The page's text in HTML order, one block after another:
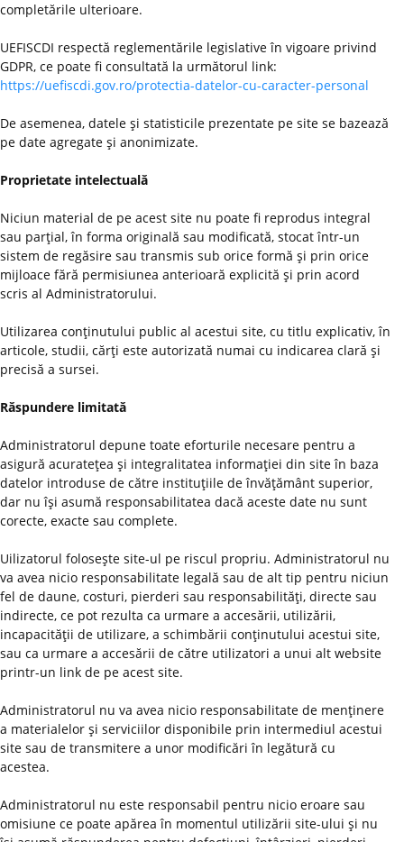
completările ulterioare.
UEFISCDI respectă reglementările legislative în vigoare privind
GDPR, ce poate fi consultată la următorul link:
https://uefiscdi.gov.ro/protectia-datelor-cu-caracter-personal
De asemenea, datele şi statisticile prezentate pe site se bazează
pe date agregate şi anonimizate.
Proprietate intelectuală
Niciun material de pe acest site nu poate fi reprodus integral
sau parţial, în forma originală sau modificată, stocat într-un
sistem de regăsire sau transmis sub orice formă şi prin orice
mijloace fără permisiunea anterioară explicită şi prin acord
scris al Administratorului.
Utilizarea conţinutului public al acestui site, cu titlu explicativ, în
articole, studii, cărţi este autorizată numai cu indicarea clară şi
precisă a sursei.
Răspundere limitată
Administratorul depune toate eforturile necesare pentru a
asigură acurateţea şi integralitatea informaţiei din site în baza
datelor introduse de către instituţiile de învăţământ superior,
dar nu îşi asumă responsabilitatea dacă aceste date nu sunt
corecte, exacte sau complete.
Uilizatorul foloseşte site-ul pe riscul propriu. Administratorul nu
va avea nicio responsabilitate legală sau de alt tip pentru niciun
fel de daune, costuri, pierderi sau responsabilităţi, directe sau
indirecte, ce pot rezulta ca urmare a accesării, utilizării,
incapacităţii de utilizare, a schimbării conţinutului acestui site,
sau ca urmare a accesării de către utilizatori a unui alt website
printr-un link de pe acest site.
Administratorul nu va avea nicio responsabilitate de menţinere
a materialelor şi serviciilor disponibile prin intermediul acestui
site sau de transmitere a unor modificări în legătură cu
acestea.
Administratorul nu este responsabil pentru nicio eroare sau
omisiune ce poate apărea în momentul utilizării site-ului şi nu